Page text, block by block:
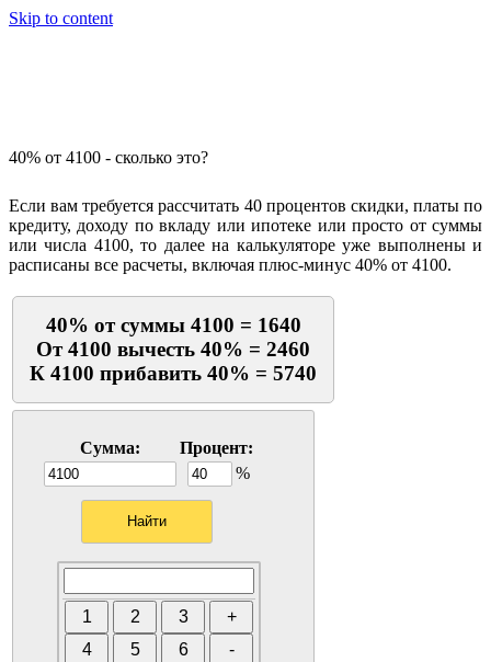
Skip to content
40% от 4100 - сколько это?
Если вам требуется рассчитать 40 процентов скидки, платы по
кредиту, доходу по вкладу или ипотеке или просто от суммы
или числа 4100, то далее на калькуляторе уже выполнены и
расписаны все расчеты, включая плюс-минус 40% от 4100.
40% от суммы 4100 = 1640
От 4100 вычесть 40% = 2460
К 4100 прибавить 40% = 5740
Сумма:
Процент:
%